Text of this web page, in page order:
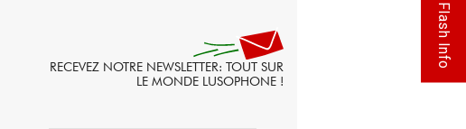
RECEVEZ NOTRE NEWSLETTER: TOUT SUR
LE MONDE LUSOPHONE !
Flash Info